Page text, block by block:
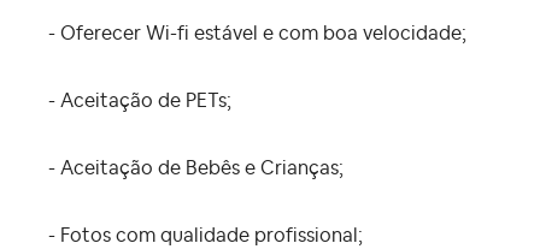
- Oferecer Wi-fi estável e com boa velocidade;
- Aceitação de PETs;
- Aceitação de Bebês e Crianças;
- Fotos com qualidade profissional;